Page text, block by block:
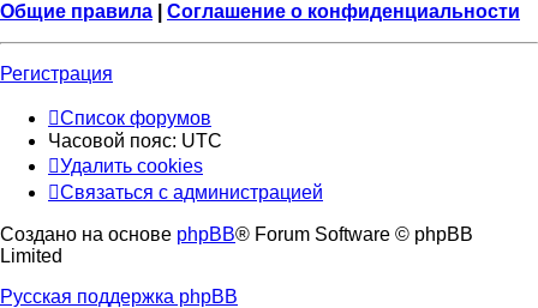
Общие правила
Соглашение о конфиденциальности
Регистрация
Список форумов
Часовой пояс: UTC
Удалить cookies
Связаться с администрацией
Создано на основе phpBB® Forum Software © phpBB
Limited
Русская поддержка phpBB